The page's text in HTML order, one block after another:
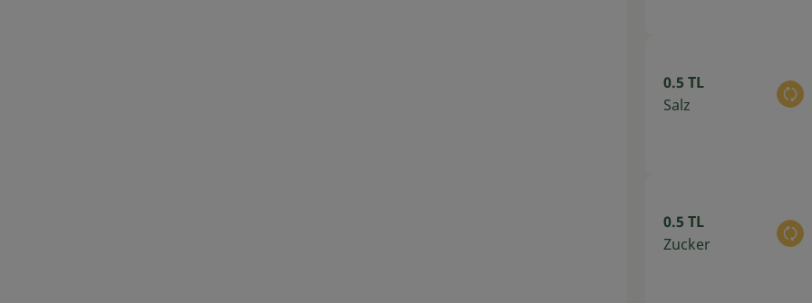
0.5 TL
Salz
0.5 TL
Zucker